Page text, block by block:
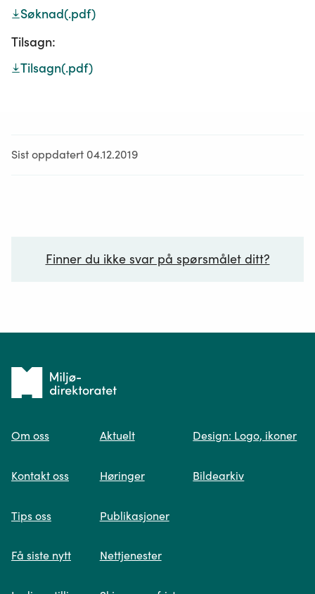
Søknad(.pdf)
Tilsagn:
Tilsagn(.pdf)
Sist oppdatert 04.12.2019
Finner du ikke svar på spørsmålet ditt?
Spør oss
søk og viser deg vår mest relevante
Tilbake
forsiden
Om oss
Kontakt oss
Tips oss
Få siste nytt
Aktuelt
Høringer
Publikasjoner
Nettjenester
Design: Logo, ikoner
Bildearkiv